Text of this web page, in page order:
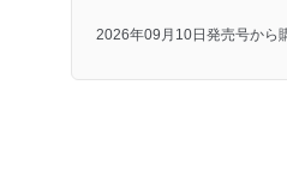
2026年09月10日発売号から